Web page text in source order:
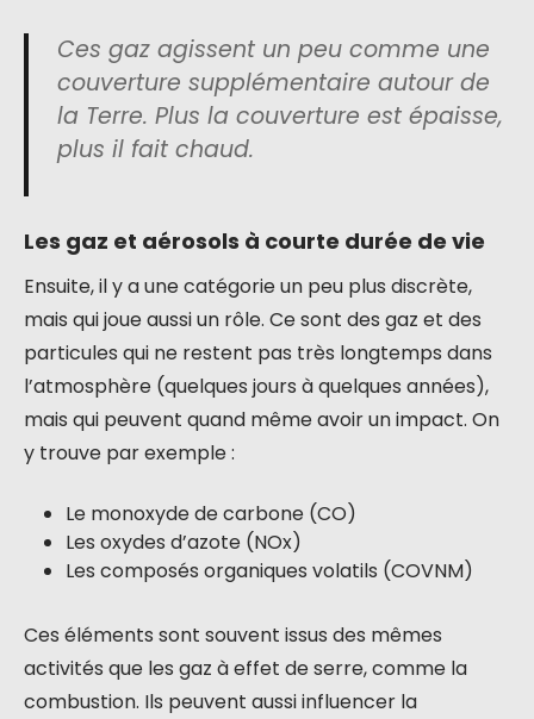
Ces gaz agissent un peu comme une
couverture supplémentaire autour de
la Terre. Plus la couverture est épaisse,
plus il fait chaud.
Les gaz et aérosols à courte durée de vie
Ensuite, il y a une catégorie un peu plus discrète,
mais qui joue aussi un rôle. Ce sont des gaz et des
particules qui ne restent pas très longtemps dans
l’atmosphère (quelques jours à quelques années),
mais qui peuvent quand même avoir un impact. On
y trouve par exemple :
Le monoxyde de carbone (CO)
Les oxydes d’azote (NOx)
Les composés organiques volatils (COVNM)
Ces éléments sont souvent issus des mêmes
activités que les gaz à effet de serre, comme la
combustion. Ils peuvent aussi influencer la